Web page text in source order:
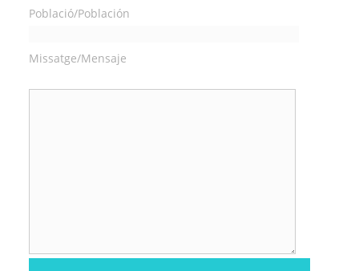
Població/Población
Missatge/Mensaje